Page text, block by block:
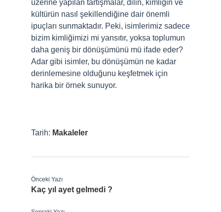
üzerine yapılan tartışmalar, dilin, kimliğin ve
kültürün nasıl şekillendiğine dair önemli
ipuçları sunmaktadır. Peki, isimlerimiz sadece
bizim kimliğimizi mi yansıtır, yoksa toplumun
daha geniş bir dönüşümünü mü ifade eder?
Adar gibi isimler, bu dönüşümün ne kadar
derinlemesine olduğunu keşfetmek için
harika bir örnek sunuyor.
Tarih: Makaleler
Önceki Yazı
Kaç yıl ayet gelmedi ?